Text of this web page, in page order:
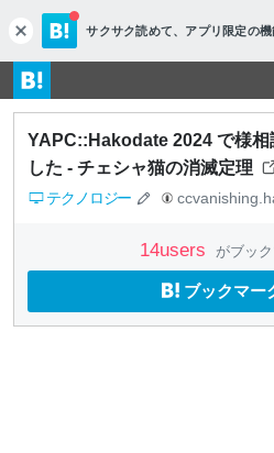
c
l
o
s
e
サクサク読めて、 アプリ限定の機
YAPC::Hakodate 2024 で様相
した - チェシャ猫の消滅定理
テクノロジー
14users がブッ
ブックマー